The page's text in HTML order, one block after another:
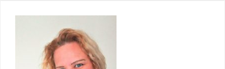
a
NOYB
–